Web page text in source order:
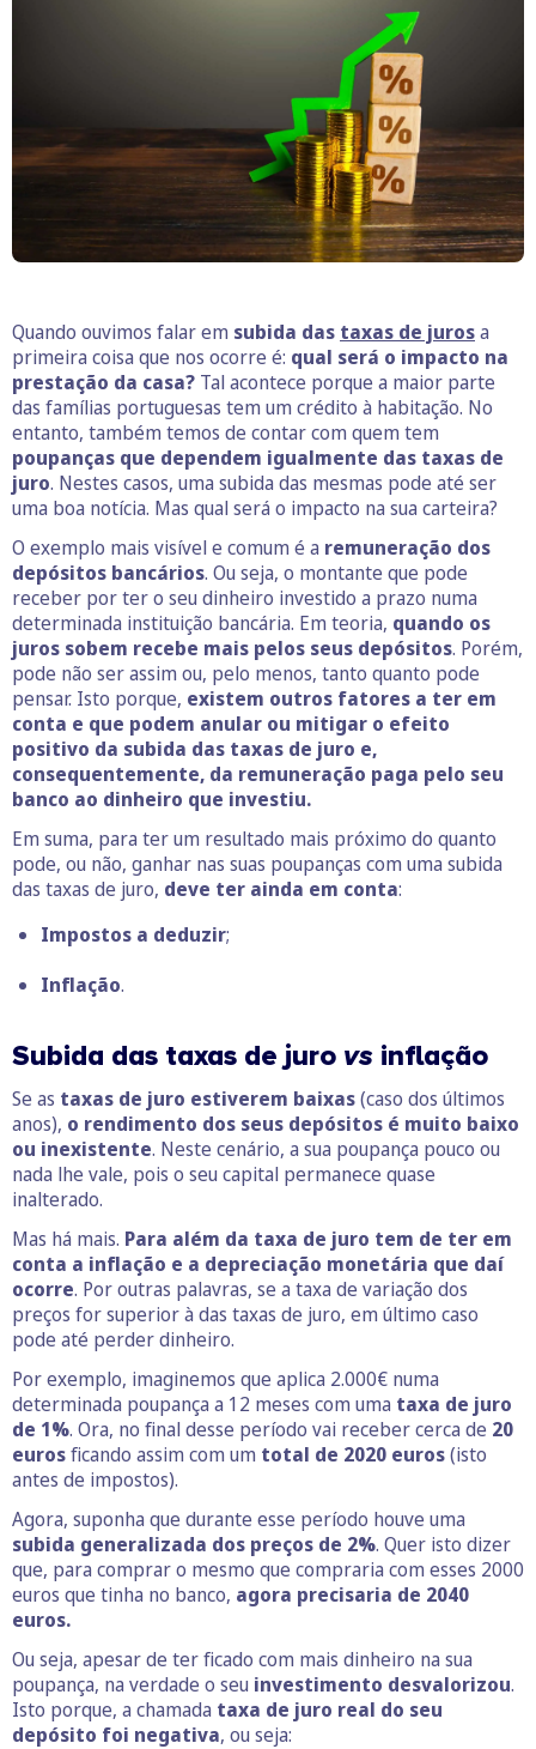
Quando ouvimos falar em subida das taxas de jurosa
primeira coisa que nos ocorre é: qual será o impacto na
prestação da casa? Tal acontece porque a maior parte
das famílias portuguesas tem um crédito à habitação. No
entanto, também temos de contar com quem tem
poupanças que dependem igualmente das taxas de
juro. Nestes casos, uma subida das mesmas pode até ser
uma boa notícia. Mas qual será o impacto na sua carteira?
O exemplo mais visível e comum é a remuneração dos
depósitos bancários. Ou seja, o montante que pode
receber por ter o seu dinheiro investido a prazo numa
determinada instituição bancária. Em teoria, quando os
juros sobem recebe mais pelos seus depósitos. Porém,
pode não ser assim ou, pelo menos, tanto quanto pode
pensar. Isto porque, existem outros fatores a ter em
conta e que podem anular ou mitigar o efeito
positivo da subida das taxas de juro e,
consequentemente, da remuneração paga pelo seu
banco ao dinheiro que investiu.
Em suma, para ter um resultado mais próximo do quanto
pode, ou não, ganhar nas suas poupanças com uma subida
das taxas de juro, deve ter ainda em conta:
Impostos a deduzir;
Inflação.
Subida das taxas de juro vs inflação
Se as taxas de juro estiverem baixas(caso dos últimos
anos), o rendimento dos seus depósitos é muito baixo
ou inexistente. Neste cenário, a sua poupança pouco ou
nada lhe vale, pois o seu capital permanece quase
inalterado.
Mas há mais. Para além da taxa de juro tem de ter em
conta a inflação e a depreciação monetária que daí
ocorre. Por outras palavras, se a taxa de variação dos
preços for superior à das taxas de juro, em último caso
pode até perder dinheiro.
Por exemplo, imaginemos que aplica 2.000€ numa
determinada poupança a 12 meses com uma taxa de juro
de 1%. Ora, no final desse período vai receber cerca de 20
eurosficando assim com um total de 2020 euros(isto
antes de impostos).
Agora, suponha que durante esse período houve uma
subida generalizada dos preços de 2%. Quer isto dizer
que, para comprar o mesmo que compraria com esses 2000
euros que tinha no banco, agora precisaria de 2040
euros.
Ou seja, apesar de ter ficado com mais dinheiro na sua
poupança, na verdade o seu investimento desvalorizou.
Isto porque, a chamada taxa de juro real do seu
depósito foi negativa, ou seja: